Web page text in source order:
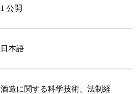
1 公開
日本語
酒造に関する科学技術、法制経